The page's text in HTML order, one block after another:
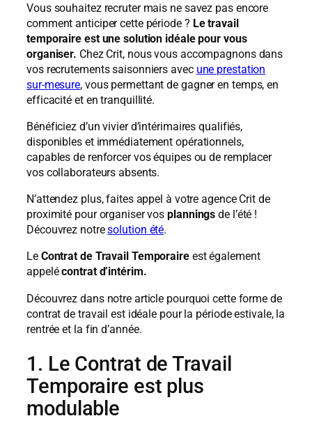
Vous souhaitez recruter mais ne savez pas encore
comment anticiper cette période ? Le travail
temporaire est une solution idéale pour vous
organiser. Chez Crit, nous vous accompagnons dans
vos recrutements saisonniers avec une prestation
sur-mesure, vous permettant de gagner en temps, en
efficacité et en tranquillité.
Bénéficiez d’un vivier d’intérimaires qualifiés,
disponibles et immédiatement opérationnels,
capables de renforcer vos équipes ou de remplacer
vos collaborateurs absents.
N’attendez plus, faites appel à votre agence Crit de
proximité pour organiser vosplannings de l’été !
Découvrez notresolution été.
Le Contrat de Travail Temporaire est également
appelécontrat d’intérim.
Découvrez dans notre article pourquoi cette forme de
contrat de travail est idéale pour la période estivale, la
rentrée et la fin d’année.
1. Le Contrat de Travail
Temporaire est plus
modulable